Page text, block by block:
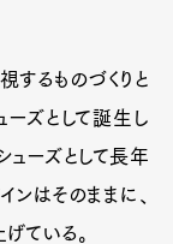
tw
するものづくりと
ズとして誕生し
ューズとして長年
ンはそのままに、
ている。